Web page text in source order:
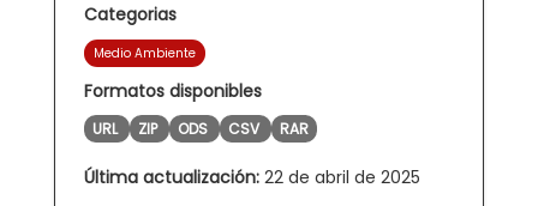
Categorias
Medio Ambiente
Formatos disponibles
URL ZIP ODS CSV RAR
Última actualización: 22 de abril de 2025